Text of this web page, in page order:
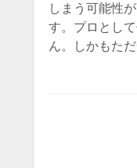
しまう可能性
す。プロとし
ん。しかもた